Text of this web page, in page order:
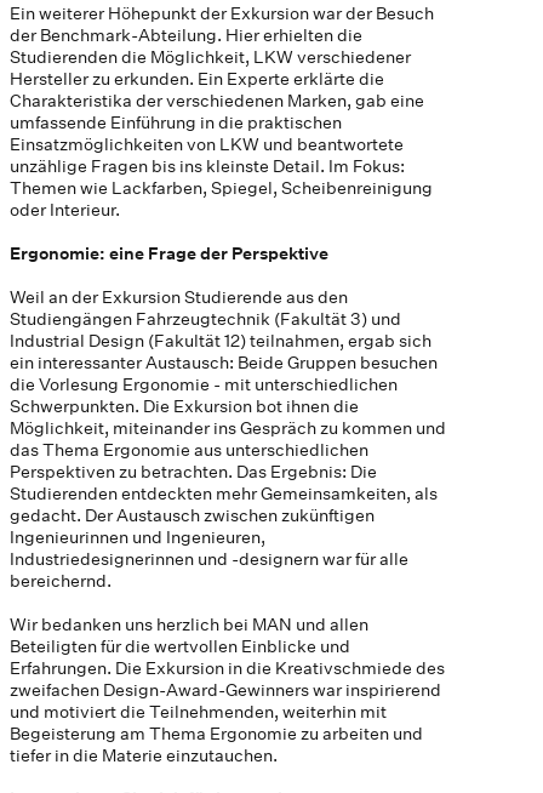
Ein weiterer Höhepunkt der Exkursion war der Besuch
der Benchmark-Abteilung. Hier erhielten die
Studierenden die Möglichkeit, LKW verschiedener
Hersteller zu erkunden. Ein Experte erklärte die
Charakteristika der verschiedenen Marken, gab eine
umfassende Einführung in die praktischen
Einsatzmöglichkeiten von LKW und beantwortete
unzählige Fragen bis ins kleinste Detail. Im Fokus:
Themen wie Lackfarben, Spiegel, Scheibenreinigung
oder Interieur.
Ergonomie: eine Frage der Perspektive
Weil an der Exkursion Studierende aus den
Studiengängen Fahrzeugtechnik (Fakultät 3) und
Industrial Design (Fakultät 12) teilnahmen, ergab sich
ein interessanter Austausch: Beide Gruppen besuchen
die Vorlesung Ergonomie - mit unterschiedlichen
Schwerpunkten. Die Exkursion bot ihnen die
Möglichkeit, miteinander ins Gespräch zu kommen und
das Thema Ergonomie aus unterschiedlichen
Perspektiven zu betrachten. Das Ergebnis: Die
Studierenden entdeckten mehr Gemeinsamkeiten, als
gedacht. Der Austausch zwischen zukünftigen
Ingenieurinnen und Ingenieuren,
Industriedesignerinnen und -designern war für alle
bereichernd.
Wir bedanken uns herzlich bei MAN und allen
Beteiligten für die wertvollen Einblicke und
Erfahrungen. Die Exkursion in die Kreativschmiede des
zweifachen Design-Award-Gewinners war inspirierend
und motiviert die Teilnehmenden, weiterhin mit
Begeisterung am Thema Ergonomie zu arbeiten und
tiefer in die Materie einzutauchen.